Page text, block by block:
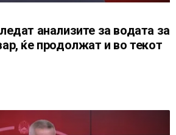
анализите за водата за
ќе продолжат и во текот